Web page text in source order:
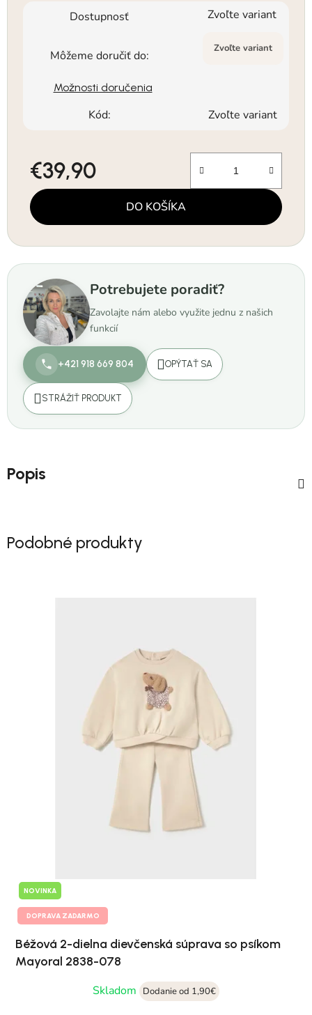
Dostupnosť Zvoľte variant
Môžeme doručiť do: Zvoľte variant
Možnosti doručenia
Kód: Zvoľte variant
€39,90
Jednotková cena:
DO KOŠÍKA
Potrebujete poradiť?
Zavolajte nám alebo využite jednu z našich
funkcií
+421 918 669 804 OPÝTAŤ SA
STRÁŽIŤ PRODUKT
Popis
Podobné produkty
NOVINKA
DOPRAVA ZADARMO
Béžová 2-dielna dievčenská súprava so psíkom
Mayoral 2838-078
Skladom
Dodanie od 1,90€